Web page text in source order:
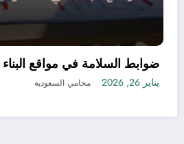
تسجيل منتجات التجميل في
أو تعقيدات